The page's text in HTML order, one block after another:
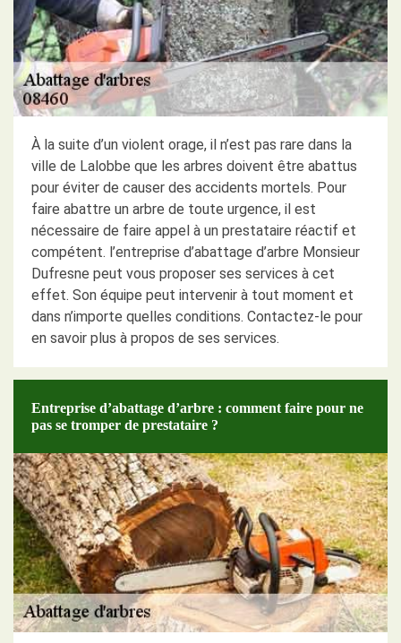
À la suite d’un violent orage, il n’est pas rare dans la
ville de Lalobbe que les arbres doivent être abattus
pour éviter de causer des accidents mortels. Pour
faire abattre un arbre de toute urgence, il est
nécessaire de faire appel à un prestataire réactif et
compétent. l’entreprise d’abattage d’arbre Monsieur
Dufresne peut vous proposer ses services à cet
effet. Son équipe peut intervenir à tout moment et
dans n’importe quelles conditions. Contactez-le pour
en savoir plus à propos de ses services.
Entreprise d’abattage d’arbre : comment faire pour ne
pas se tromper de prestataire ?